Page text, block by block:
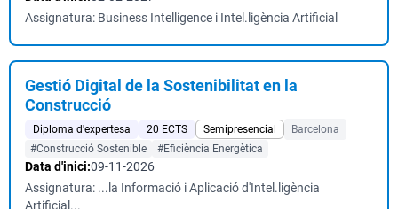
Assignatura: Business Intelligence i Intel.ligència Artificial
Gestió Digital de la Sostenibilitat en la
Construcció
Diploma d'expertesa 20 ECTS Semipresencial
Barcelona
#Construcció Sostenible
#Eficiència Energètica
Data d'inici:09-11-2026
Assignatura: ...la Informació i Aplicació d'Intel.ligència
Artificial...